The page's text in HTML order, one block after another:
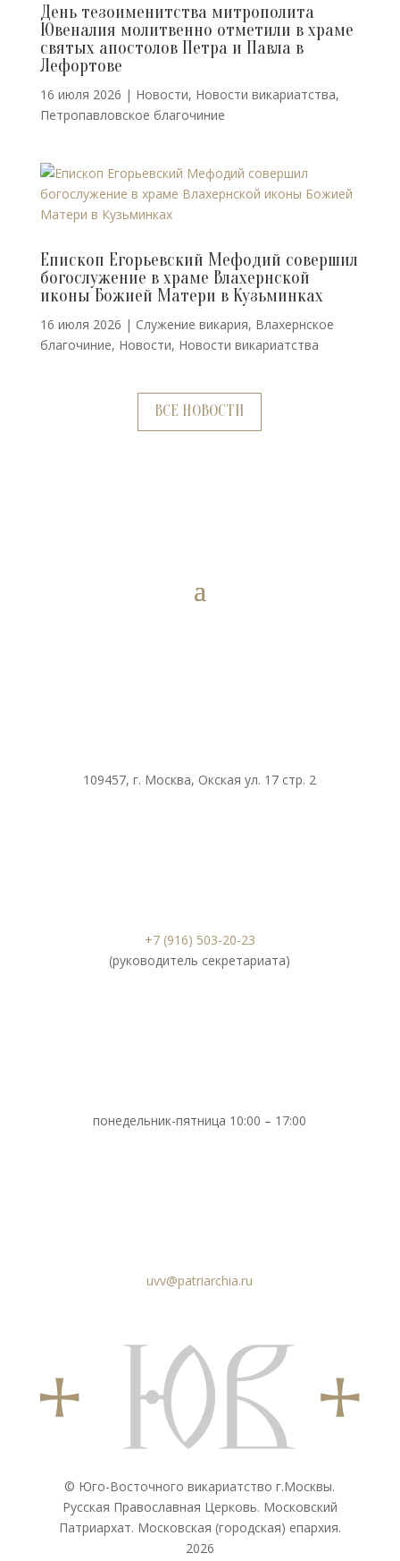
День тезоименитства митрополита
Ювеналия молитвенно отметили в храме
святых апостолов Петра и Павла в
Лефортове
16 июля 2026 | Новости, Новости викариатства,
Петропавловское благочиние
Епископ Егорьевский Мефодий совершил
богослужение в храме Влахернской
иконы Божией Матери в Кузьминках
16 июля 2026 | Cлужение викария, Влахернское
благочиние, Новости, Новости викариатства
ВСЕ НОВОСТИ
109457, г. Москва, Окская ул. 17 стр. 2
+7 (916) 503-20-23
(руководитель секретариата)
понедельник-пятница 10:00 – 17:00
uvv@patriarchia.ru
© Юго-Восточного викариатствo г.Москвы.
Русская Православная Церковь. Московский
Патриархат. Московская (городская) епархия.
2026